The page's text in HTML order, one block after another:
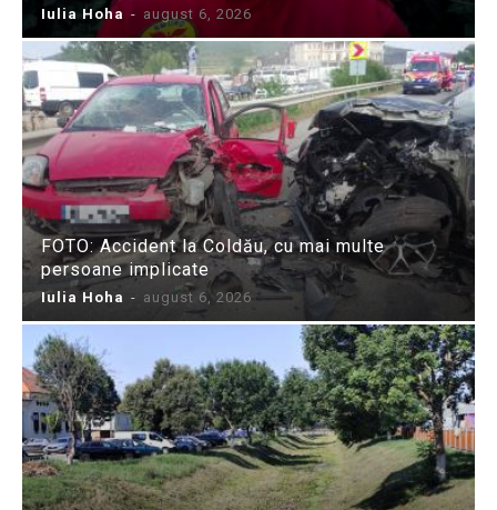
Iulia Hoha - august 6, 2026
FOTO: Accident la Coldău, cu mai multe
persoane implicate
Iulia Hoha - august 6, 2026